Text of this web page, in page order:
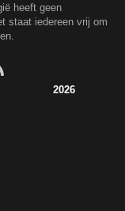
heeft geen
staat iedereen vrij om
2026